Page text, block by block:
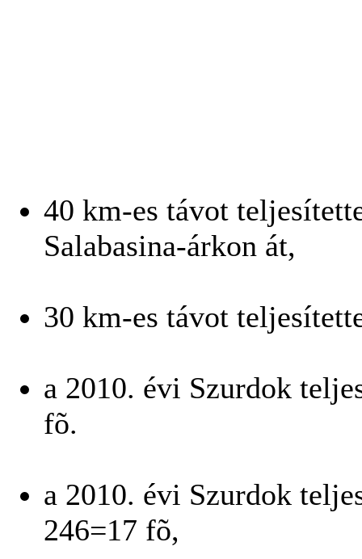
40 km-es távot
Salabasina-árkon át,
30 km-es távot
a 2010. évi Szurdok
fõ.
a 2010. évi Szurdok
246=17 fõ,